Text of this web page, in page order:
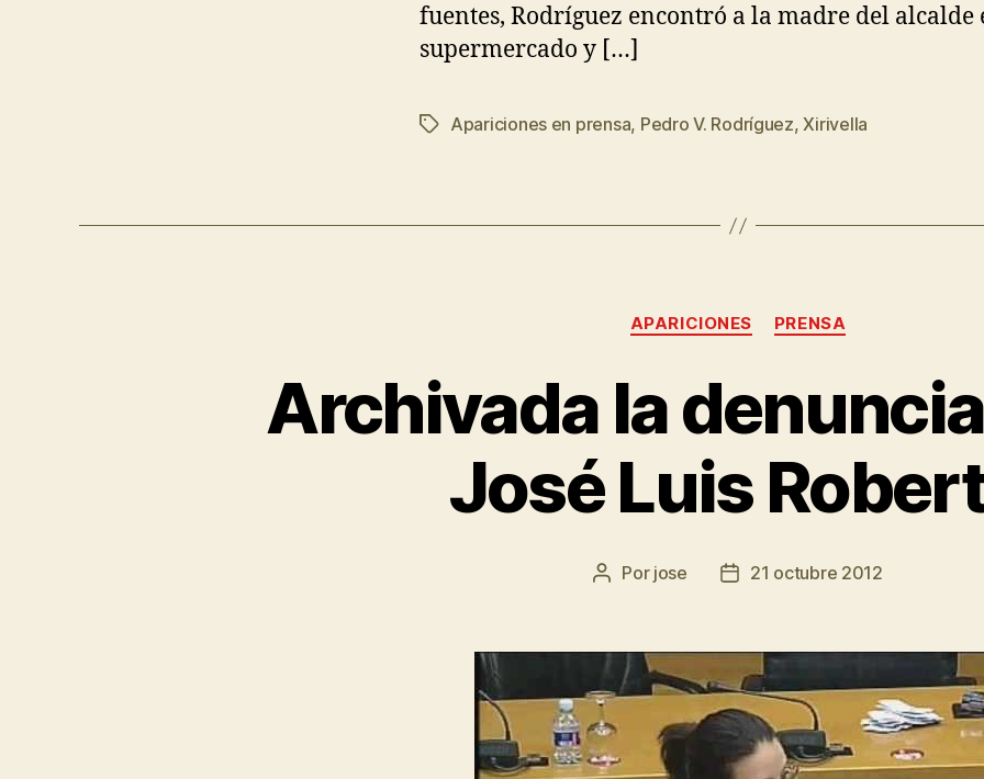
fuentes, Rodríguez encontró a la madre del alcalde
supermercado y […]
Apariciones en prensa, Pedro V. Rodríguez,Xirivella
APARICIONES PRENSA
Archivada la
José Luis
Por jose 21 octubre 2012